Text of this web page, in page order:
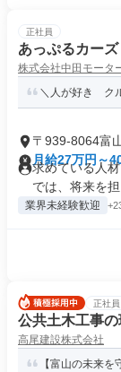
正社員
あっぷるカー
株式会社中田モータ
＼人が好き ク
〒939-8064富
月給27万円～
求めている人
では、将来を
業界未経験歓迎
正社員
公共土木工事
高尾建設株式会社
【富山の未来